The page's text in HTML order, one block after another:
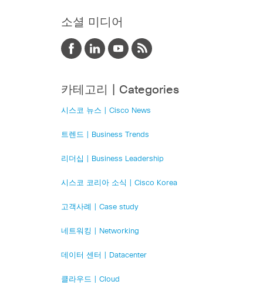
소셜 미디어
카테고리 | Categories
시스코 뉴스 | Cisco News
트렌드 | Business Trends
리더십 | Business Leadership
시스코 코리아 소식 | Cisco Korea
고객사례 | Case study
네트워킹 | Networking
데이터 센터 | Datacenter
클라우드 | Cloud